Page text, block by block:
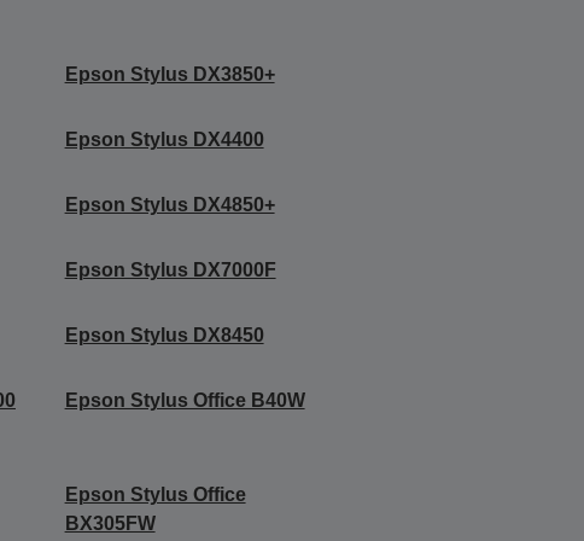
Epson Stylus DX3850+
Epson Stylus DX4400
Epson Stylus DX4850+
Epson Stylus DX7000F
Epson Stylus DX8450
Epson Stylus Office B40W
Epson Stylus Office
BX305FW